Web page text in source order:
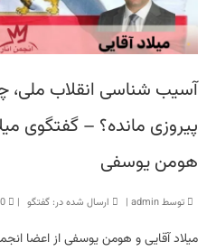
کتابخانه
آسیب شناسی انقلاب ملی،
پیروزی مانده؟ – گفتگوی
هومن یوسفی
توسطadmin
| ارسال شده در: گفتگو |
میلاد آقایی و هومن یوسفی از اعضا